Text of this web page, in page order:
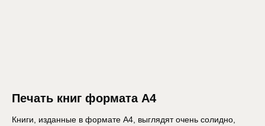
Печать книг формата А4
Книги, изданные в формате А4, выглядят очень солидно,